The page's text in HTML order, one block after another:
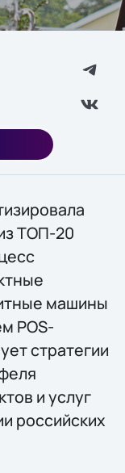
ТОП-20
машины
POS-
стратегии
и услуг
российских